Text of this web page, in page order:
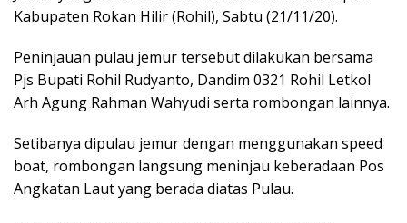
Kabupaten Rokan Hilir (Rohil), Sabtu (21/11/20).
Peninjauan pulau jemur tersebut dilakukan bersama
Pjs Bupati Rohil Rudyanto, Dandim 0321 Rohil Letkol
Arh Agung Rahman Wahyudi serta rombongan lainnya.
Setibanya dipulau jemur dengan menggunakan speed
boat, rombongan langsung meninjau keberadaan Pos
Angkatan Laut yang berada diatas Pulau.